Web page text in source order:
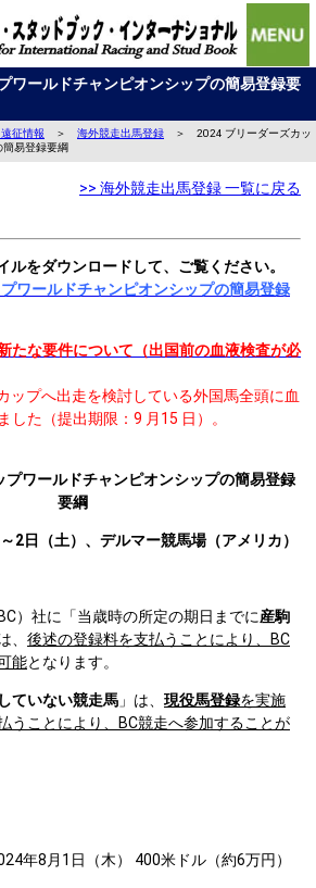
ワールドチャンピオンシップの簡易登録要
征情報 ＞ 海外競走出馬登録 ＞ 2024 ブリーダーズカッ
易登録要綱
>> 海外競走出馬登録 一覧に戻る
ルをダウンロードして、ご覧ください。
ワールドチャンピオンシップの簡易登録
たな要件について（出国前の血液検査が必
ップへ出⾛を検討している外国⾺全頭に⾎
した（提出期限：9 ⽉15 ⽇）。
プワールドチャンピオンシップの簡易登録
要綱
2日（土）、デルマー競馬場（アメリカ）
）社に「当歳時の所定の期日までに産駒
、 後述の登録料を支払うことにより、BC
能となります。
ていない競走馬 」は、 現役馬登録を実施
うことにより、BC競走へ参加することが
年8月1日（木） 400米ドル（約6万円）